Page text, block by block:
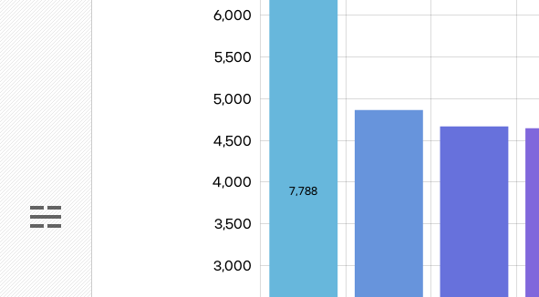
7,788
4,000
3,000
3,500
4,000
4,500
5,000
5,500
6,000